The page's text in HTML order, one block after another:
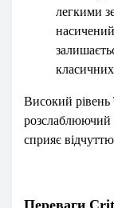
легкими
класичних
Високий рівень
розслаблюючий
сприяє
Переваги